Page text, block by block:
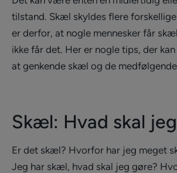
tilstand. Skæl skyldes flere
er derfor, at nogle mennesker får
ikke får det. Her er nogle tips, der
at genkende skæl og de
Skæl: Hvad skal
Er det skæl? Hvorfor har jeg meget
Jeg har skæl, hvad skal jeg gøre?